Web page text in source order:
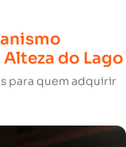
do Lago
para quem adquirir